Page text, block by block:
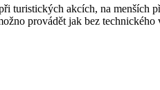
akcích, na menších
provádět jak bez